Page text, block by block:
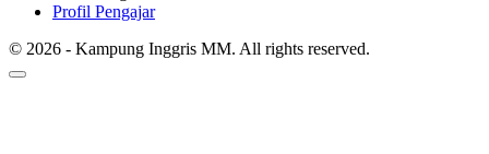
Profil Pengajar
© 2026 - Kampung Inggris MM. All rights reserved.